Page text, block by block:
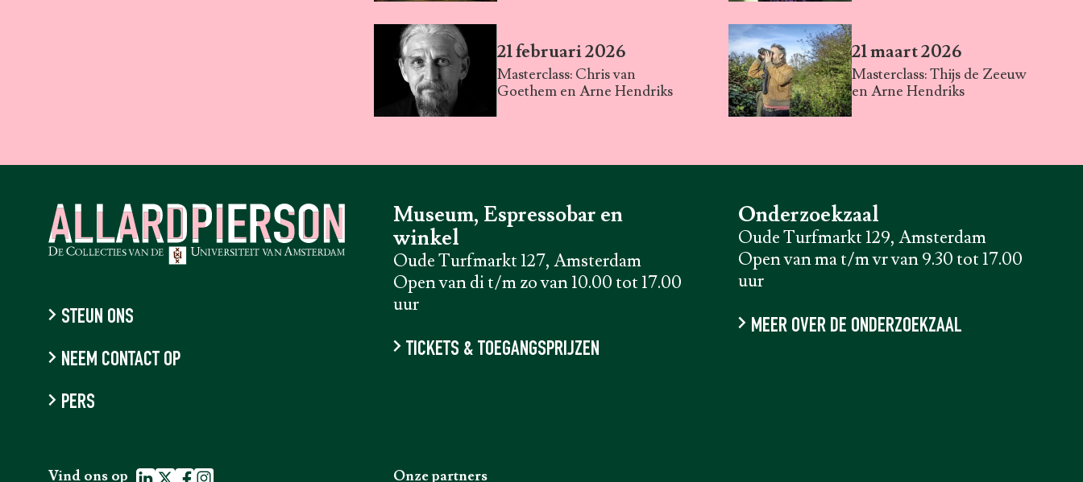
21 februari 2026
Masterclass: Chris van
Goethem en Arne Hendriks
21 maart 2026
Masterclass: Thijs de Zeeuw
en Arne Hendriks
STEUN ONS
NEEM CONTACT OP
PERS
Vind ons op
Museum, Espressobar en
winkel
Oude Turfmarkt 127, Amsterdam
Open van di t/m zo van 10.00 tot 17.00
uur
TICKETS & TOEGANGSPRIJZEN
Onderzoekzaal
Oude Turfmarkt 129, Amsterdam
Open van ma t/m vr van 9.30 tot 17.00
uur
MEER OVER DE ONDERZOEKZAAL
Onze partners